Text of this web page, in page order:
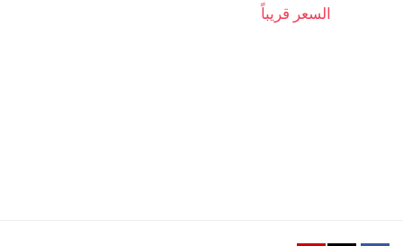
السعر قريباً